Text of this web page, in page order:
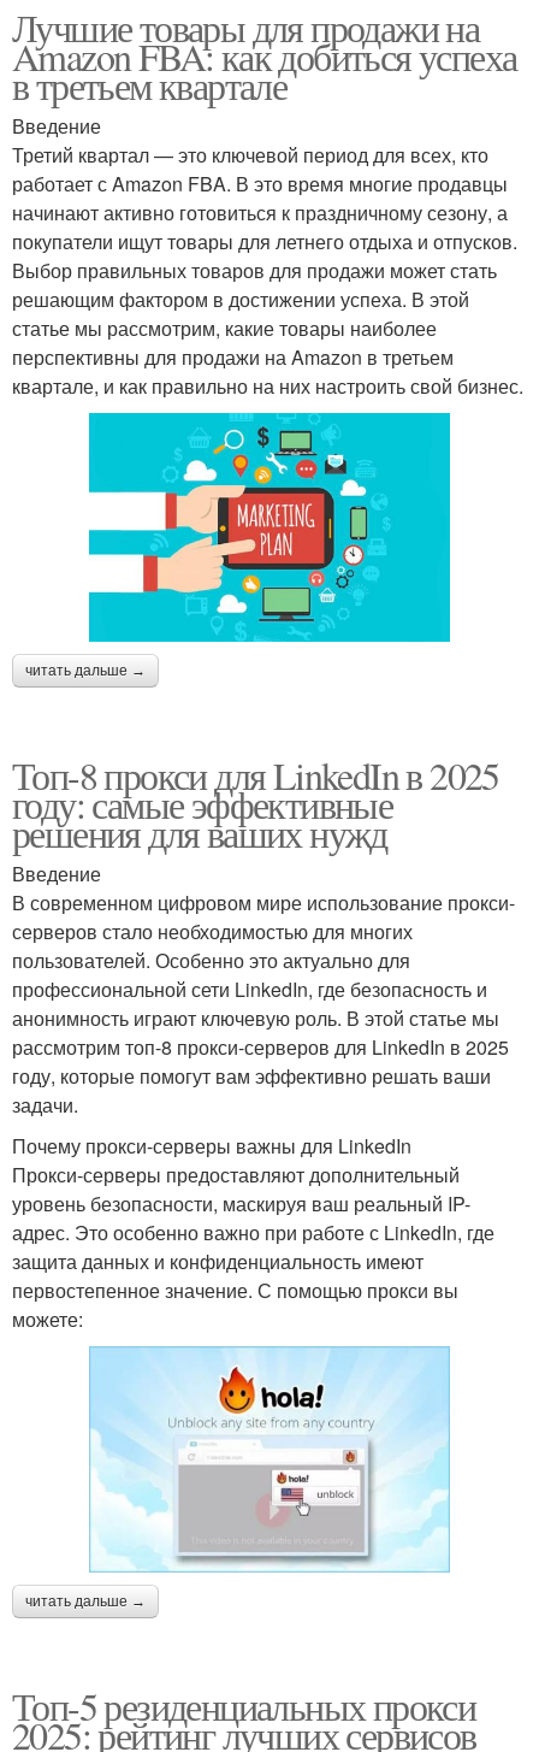
Лучшие товары для продажи на
Amazon FBA: как добиться успеха
в третьем квартале
Введение
Третий квартал — это ключевой период для всех, кто
работает с Amazon FBA. В это время многие продавцы
начинают активно готовиться к праздничному сезону, а
покупатели ищут товары для летнего отдыха и отпусков.
Выбор правильных товаров для продажи может стать
решающим фактором в достижении успеха. В этой
статье мы рассмотрим, какие товары наиболее
перспективны для продажи на Amazon в третьем
квартале, и как правильно на них настроить свой бизнес.
читать дальше →
Топ-8 прокси для LinkedIn в 2025
году: самые эффективные
решения для ваших нужд
Введение
В современном цифровом мире использование прокси-
серверов стало необходимостью для многих
пользователей. Особенно это актуально для
профессиональной сети LinkedIn, где безопасность и
анонимность играют ключевую роль. В этой статье мы
рассмотрим топ-8 прокси-серверов для LinkedIn в 2025
году, которые помогут вам эффективно решать ваши
задачи.
Почему прокси-серверы важны для LinkedIn
Прокси-серверы предоставляют дополнительный
уровень безопасности, маскируя ваш реальный IP-
адрес. Это особенно важно при работе с LinkedIn, где
защита данных и конфиденциальность имеют
первостепенное значение. С помощью прокси вы
можете:
читать дальше →
Топ-5 резиденциальных прокси
2025: рейтинг лучших сервисов